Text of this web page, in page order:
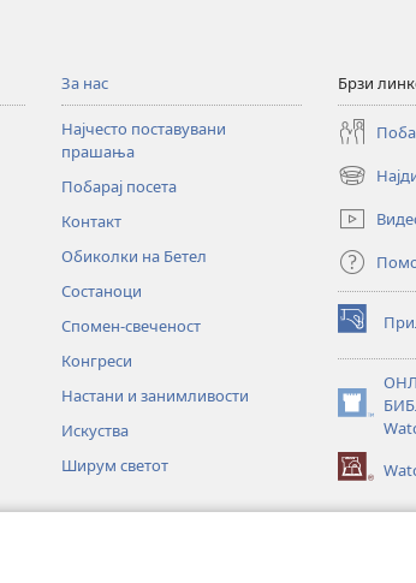
За нас
Најчесто поставувани
прашања
Побарај посета
Контакт
Обиколки на Бетел
Состаноци
Спомен-свеченост
Конгреси
Настани и занимливости
Искуства
Ширум светот
Брзи
(opens
new
window)
(opens
new
window)
(opens
window)